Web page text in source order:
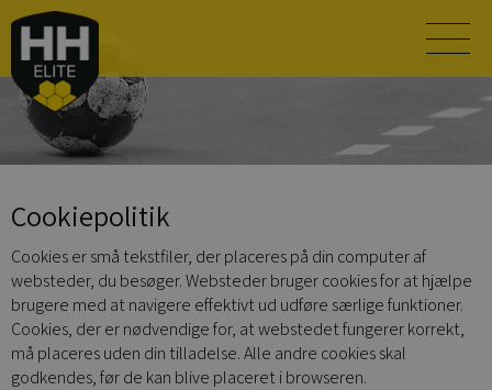
Cookiepolitik
Cookies er små tekstfiler, der placeres på din computer af
websteder, du besøger. Websteder bruger cookies for at hjælpe
brugere med at navigere effektivt ud udføre særlige funktioner.
Cookies, der er nødvendige for, at webstedet fungerer korrekt,
må placeres uden din tilladelse. Alle andre cookies skal
godkendes, før de kan blive placeret i browseren.